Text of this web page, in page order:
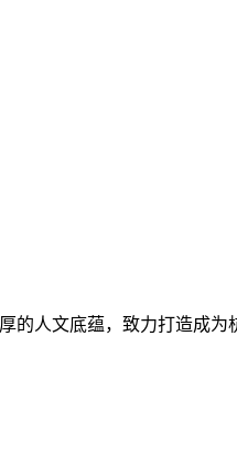
的人文底蕴，致力打造成为